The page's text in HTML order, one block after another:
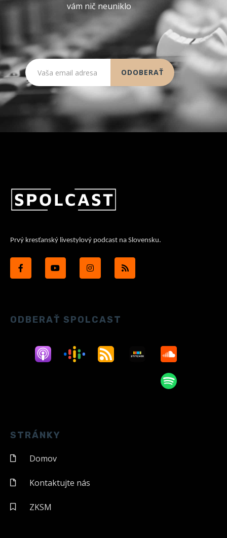
vám nič neuniklo
Prvý kresťanský livestylový podcast na Slovensku.
ODBERAŤ SPOLCAST
STRÁNKY
Domov
Kontaktujte nás
ZKSM